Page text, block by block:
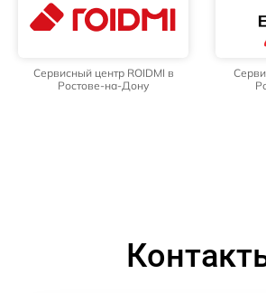
Сервисный центр ROIDMI в
Ростове-на-Дону